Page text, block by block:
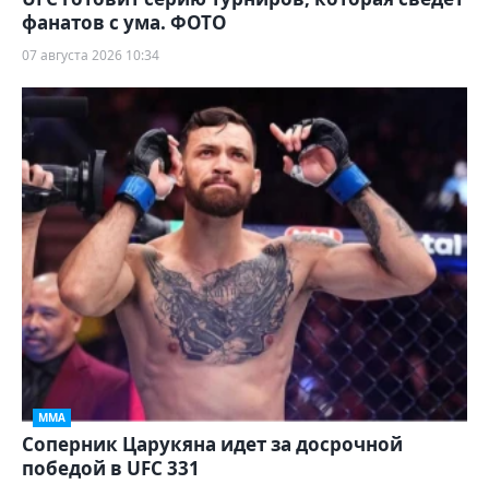
фанатов с ума. ФОТО
07 августа 2026 10:34
ММА
Соперник Царукяна идет за досрочной
победой в UFC 331